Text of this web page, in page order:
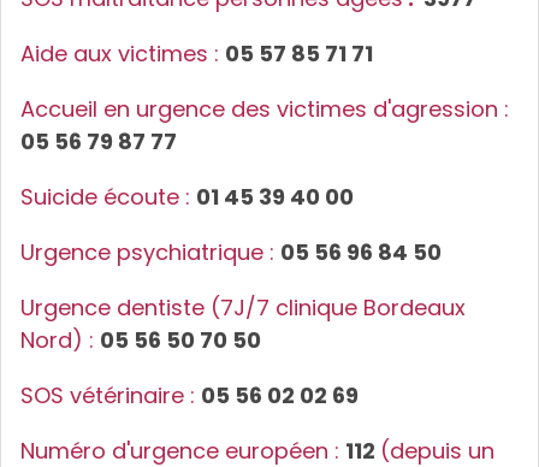
Aide aux victimes : 05 57 85 71 71
Accueil en urgence des victimes d'agression :
05 56 79 87 77
Suicide écoute : 01 45 39 40 00
Urgence psychiatrique : 05 56 96 84 50
Urgence dentiste (7J/7 clinique Bordeaux
Nord) : 05 56 50 70 50
SOS vétérinaire : 05 56 02 02 69
Numéro d'urgence européen : 112 (depuis un